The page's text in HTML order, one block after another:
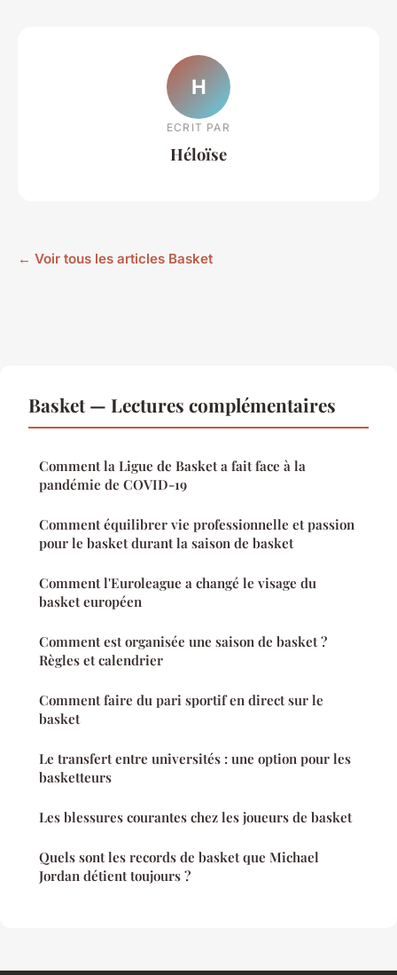
H
ECRIT PAR
Héloïse
← Voir tous les articles Basket
Basket — Lectures complémentaires
Comment la Ligue de Basket a fait face à la
pandémie de COVID-19
Comment équilibrer vie professionnelle et passion
pour le basket durant la saison de basket
Comment l'Euroleague a changé le visage du
basket européen
Comment est organisée une saison de basket ?
Règles et calendrier
Comment faire du pari sportif en direct sur le
basket
Le transfert entre universités : une option pour les
basketteurs
Les blessures courantes chez les joueurs de basket
Quels sont les records de basket que Michael
Jordan détient toujours ?